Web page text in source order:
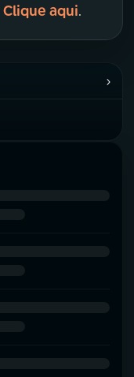
Clique aqui.
›